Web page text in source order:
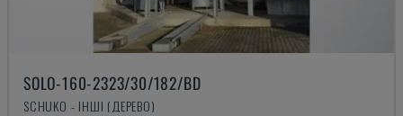
SOLO-160-2323/30/182/BD
SCHUKO - ІНШІ (ДЕРЕВО)